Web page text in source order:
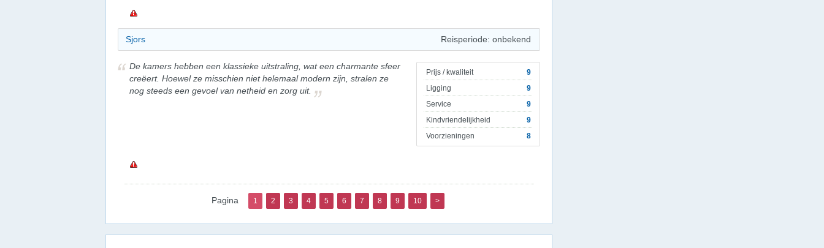
Sjors Reisperiode: onbekend
Prijs / kwaliteit
9
Ligging
9
Service
9
Kindvriendelijkheid
9
Voorzieningen
8
De kamers hebben een klassieke uitstraling, wat een charmante sfeer
creëert. Hoewel ze misschien niet helemaal modern zijn, stralen ze
nog steeds een gevoel van netheid en zorg uit.
Pagina 1 2 3 4 5 6 7 8 9 10 >